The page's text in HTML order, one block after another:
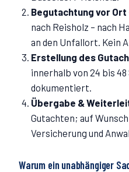
Begutachtung vor Ort
nach Reisholz – nach
an den Unfallort. Kein
Erstellung des
innerhalb von 24 bis
dokumentiert.
Übergabe &
Gutachten; auf
Versicherung und
Warum ein unabhängiger